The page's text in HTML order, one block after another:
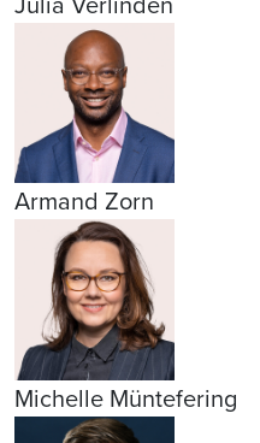
Armand Zorn
Michelle Müntefering